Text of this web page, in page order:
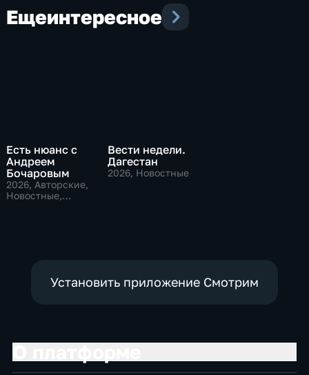
Ещеинтересное
Есть нюанс с
Андреем
Бочаровым
2026, Авторские,
Новостные,
Вести недели.
Дагестан
2026, Новостные
Установить приложение Смотрим